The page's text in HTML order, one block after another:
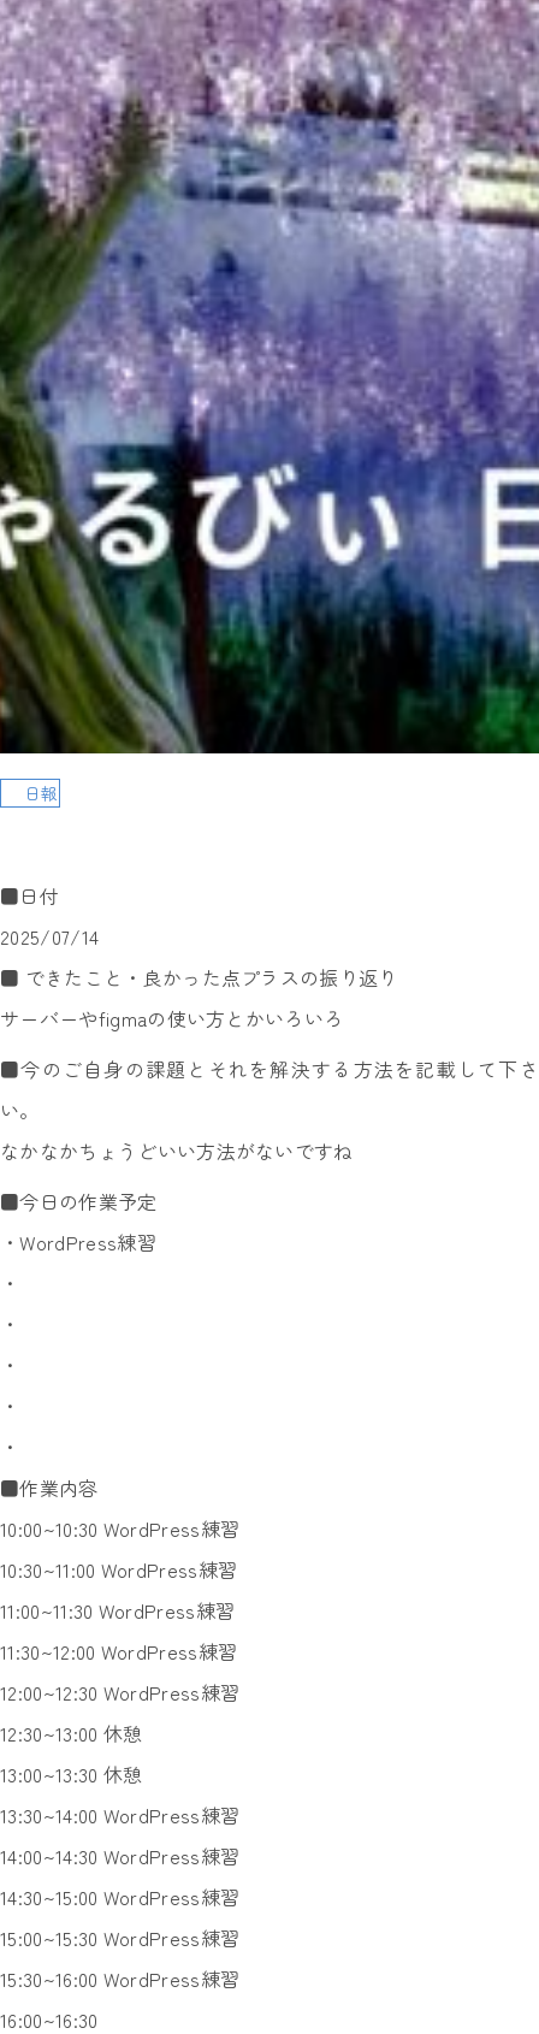
日報
■日付
2025/07/14
■ できたこと・良かった点プラスの振り返り
サーバーやfigmaの使い方とかいろいろ
■今のご自身の課題とそれを解決する方法を記載して下さ
い。
なかなかちょうどいい方法がないですね
■今日の作業予定
・WordPress練習
・
・
・
・
・
■作業内容
10:00~10:30 WordPress練習
10:30~11:00 WordPress練習
11:00~11:30 WordPress練習
11:30~12:00 WordPress練習
12:00~12:30 WordPress練習
12:30~13:00 休憩
13:00~13:30 休憩
13:30~14:00 WordPress練習
14:00~14:30 WordPress練習
14:30~15:00 WordPress練習
15:00~15:30 WordPress練習
15:30~16:00 WordPress練習
16:00~16:30